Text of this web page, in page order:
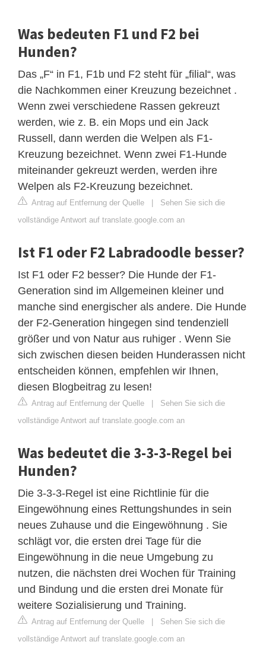
Was bedeuten F1 und F2 bei
Hunden?
Das „F“ in F1, F1b und F2 steht für „filial“, was
die Nachkommen einer Kreuzung bezeichnet .
Wenn zwei verschiedene Rassen gekreuzt
werden, wie z. B. ein Mops und ein Jack
Russell, dann werden die Welpen als F1-
Kreuzung bezeichnet. Wenn zwei F1-Hunde
miteinander gekreuzt werden, werden ihre
Welpen als F2-Kreuzung bezeichnet.
Antrag auf Entfernung der Quelle | Sehen Sie sich die
vollständige Antwort auf translate.google.com an
Ist F1 oder F2 Labradoodle besser?
Ist F1 oder F2 besser? Die Hunde der F1-
Generation sind im Allgemeinen kleiner und
manche sind energischer als andere. Die Hunde
der F2-Generation hingegen sind tendenziell
größer und von Natur aus ruhiger . Wenn Sie
sich zwischen diesen beiden Hunderassen nicht
entscheiden können, empfehlen wir Ihnen,
diesen Blogbeitrag zu lesen!
Antrag auf Entfernung der Quelle | Sehen Sie sich die
vollständige Antwort auf translate.google.com an
Was bedeutet die 3-3-3-Regel bei
Hunden?
Die 3-3-3-Regel ist eine Richtlinie für die
Eingewöhnung eines Rettungshundes in sein
neues Zuhause und die Eingewöhnung . Sie
schlägt vor, die ersten drei Tage für die
Eingewöhnung in die neue Umgebung zu
nutzen, die nächsten drei Wochen für Training
und Bindung und die ersten drei Monate für
weitere Sozialisierung und Training.
Antrag auf Entfernung der Quelle | Sehen Sie sich die
vollständige Antwort auf translate.google.com an